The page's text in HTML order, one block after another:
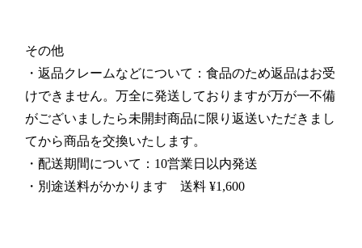
その他
・返品クレームなどについて：食品のため返品はお受
けできません。万全に発送しておりますが万が一不備
がございましたら未開封商品に限り返送いただきまし
てから商品を交換いたします。
・配送期間について：10営業日以内発送
・別途送料がかかります 送料 ¥1,600